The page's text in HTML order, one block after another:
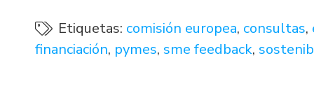
Etiquetas: comisión europea, consultas,
financiación, pymes, sme feedback,